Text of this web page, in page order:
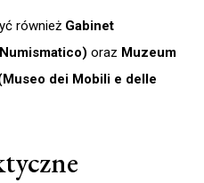
również Gabinet
oraz Muzeum
dei Mobili e delle